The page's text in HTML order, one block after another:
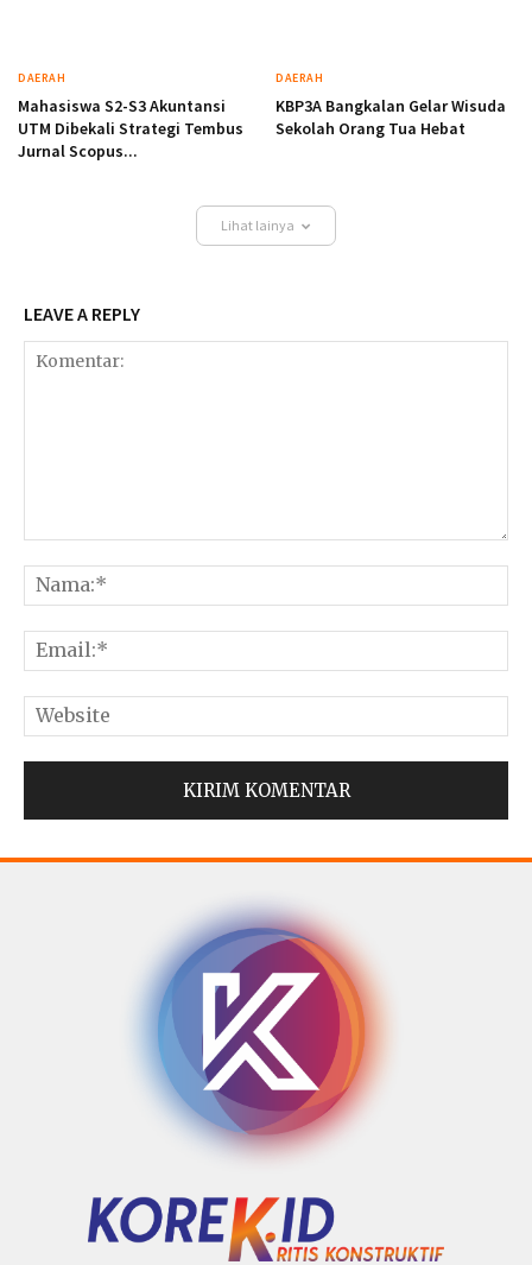
DAERAH
Mahasiswa S2-S3 Akuntansi
UTM Dibekali Strategi Tembus
Jurnal Scopus...
DAERAH
KBP3A Bangkalan Gelar Wisuda
Sekolah Orang Tua Hebat
Lihat lainya
LEAVE A REPLY